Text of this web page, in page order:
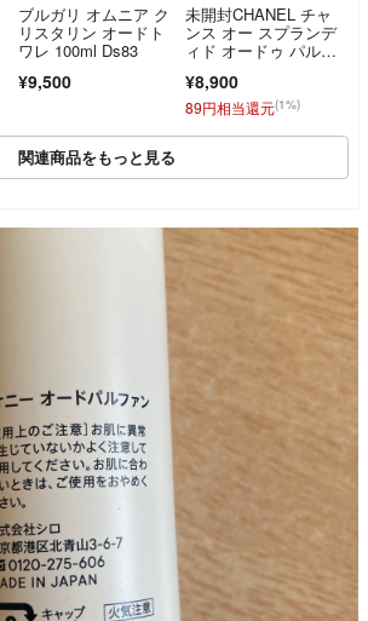
ブルガリ オムニア ク
リスタリン オードト
ワレ 100ml Ds83
¥9,500
未開封CHANEL チャ
ンス オー スプランデ
ィド オードゥ パルフ
lendide
¥8,900
89円相当還元(1%)
関連商品をもっと見る
SOLD OUT